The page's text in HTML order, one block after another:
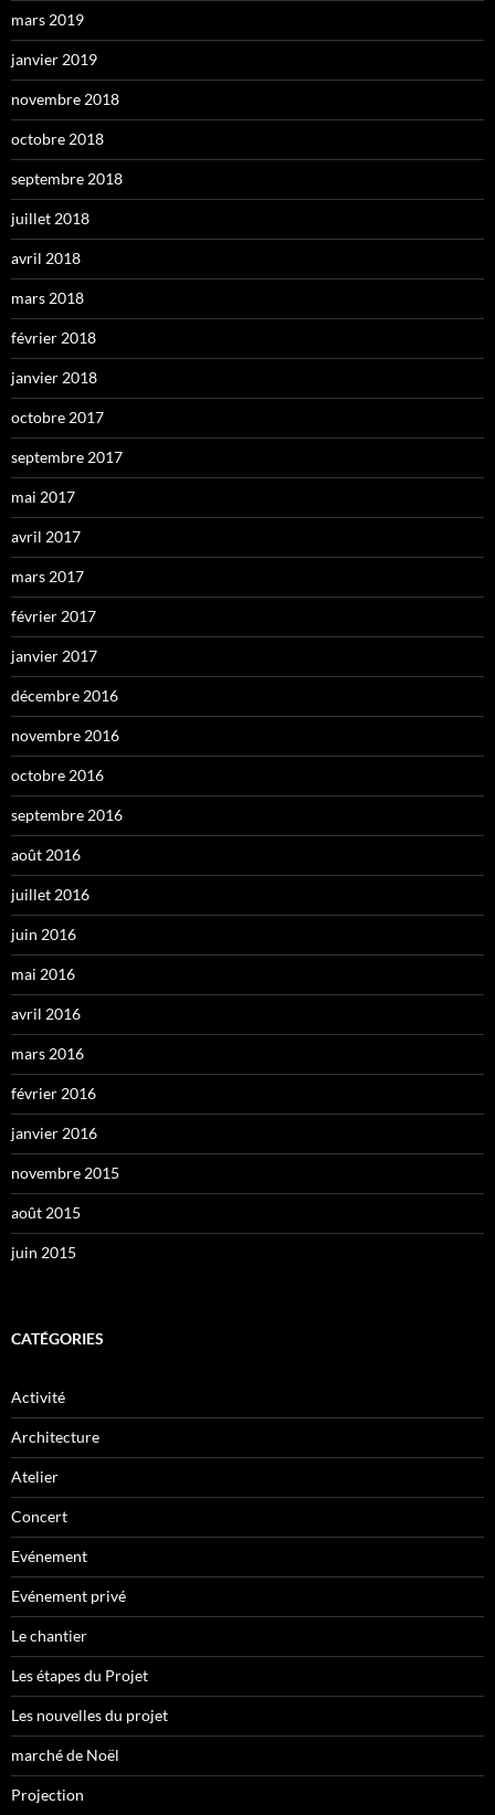
mars 2019
janvier 2019
novembre 2018
octobre 2018
septembre 2018
juillet 2018
avril 2018
mars 2018
février 2018
janvier 2018
octobre 2017
septembre 2017
mai 2017
avril 2017
mars 2017
février 2017
janvier 2017
décembre 2016
novembre 2016
octobre 2016
septembre 2016
août 2016
juillet 2016
juin 2016
mai 2016
avril 2016
mars 2016
février 2016
janvier 2016
novembre 2015
août 2015
juin 2015
CATÉGORIES
Activité
Architecture
Atelier
Concert
Evénement
Evénement privé
Le chantier
Les étapes du Projet
Les nouvelles du projet
marché de Noël
Projection